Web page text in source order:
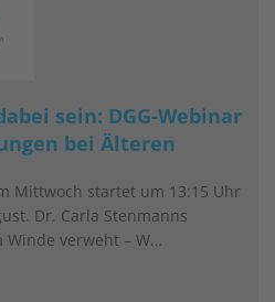
sein: DGG-Webinar
bei Älteren
Mittwoch startet um 13:15 Uhr
Dr. Carla Stenmanns
Winde verweht – W…